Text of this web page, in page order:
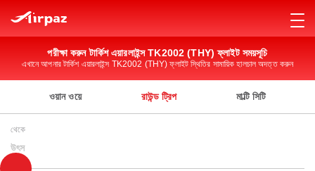
পরীক্ষা করুন টার্কিশ এয়ারলাইন্স TK2002 (THY) ফ্লাইট সময়সূচি
এখানে আপনার টার্কিশ এয়ারলাইন্স TK2002 (THY) ফ্লাইট স্থিতির সামায়িক হালচাল অদত্ত করুন
ওয়ান ওয়ে রাউন্ড ট্রিপ মাল্টি সিটি
থেকে
উৎস